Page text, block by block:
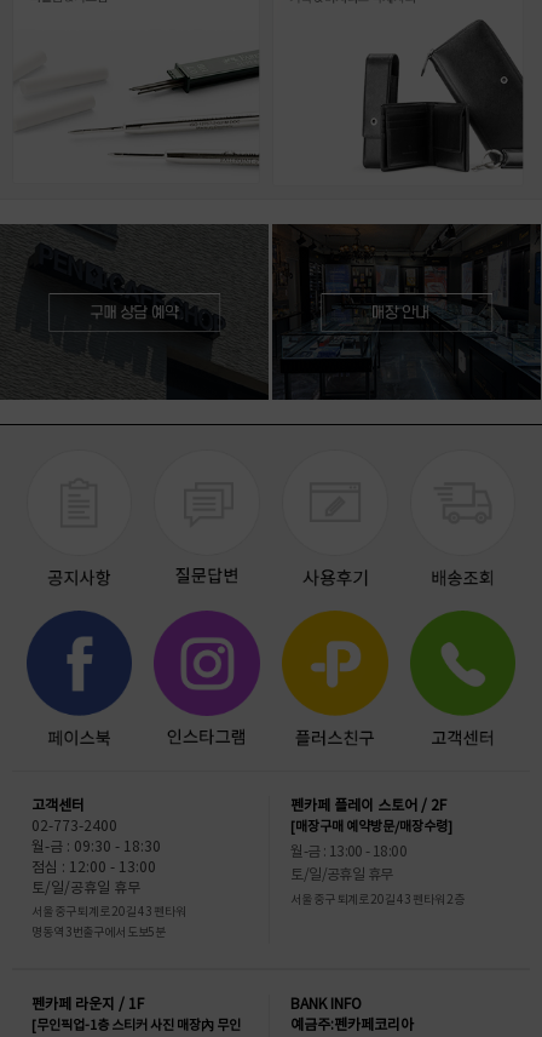
고객센터
02-773-2400
월-금 : 09:30 - 18:30
점심 : 12:00 - 13:00
토/일/공휴일 휴무
서울 중구 퇴계로 20길 43 펜타워
명동역 3번출구에서 도보5분
펜카페 플레이 스토어 / 2F
[매장구매 예약방문/매장수령]
월-금 : 13:00 - 18:00
토/일/공휴일 휴무
서울 중구 퇴계로 20길 43 펜타워 2층
펜카페 라운지 / 1F
[무인픽업-1층 스티커 사진 매장內 무인
BANK INFO
예금주:펜카페코리아